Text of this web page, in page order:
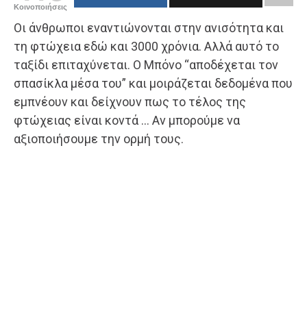
Κοινοποιήσεις
Οι άνθρωποι εναντιώνονται στην ανισότητα και
τη φτώχεια εδώ και 3000 χρόνια. Αλλά αυτό το
ταξίδι επιταχύνεται. Ο Μπόνο “αποδέχεται τον
σπασίκλα μέσα του” και μοιράζεται δεδομένα που
εμπνέουν και δείχνουν πως το τέλος της
φτώχειας είναι κοντά … Αν μπορούμε να
αξιοποιήσουμε την ορμή τους.